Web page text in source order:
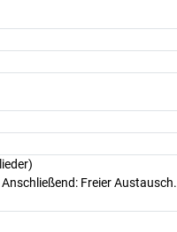
Freier Austausch.